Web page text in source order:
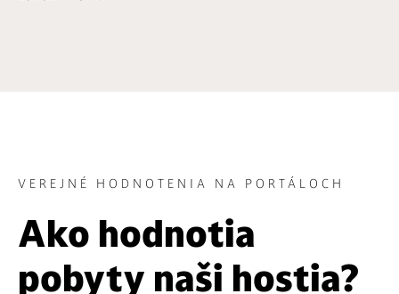
VEREJNÉ HODNOTENIA NA PORTÁLOCH
Ako hodnotia
pobyty naši hostia?